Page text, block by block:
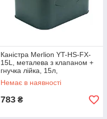
Каністра Merlion YT-HS-FX-
15L, металева з клапаном +
гнучка лійка, 15л,
355х255х250мм, Green
Немає в наявності
783 ₴